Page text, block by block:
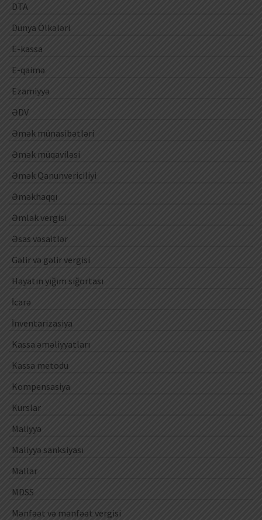
DTA
Dünya Ölkələri
E-kassa
E-qaimə
Ezamiyyə
ƏDV
Əmək münasibətləri
Əmək müqaviləsi
Əmək Qanunvericiliyi
Əməkhaqqı
Əmlak vergisi
Əsas vəsaitlər
Gəlir və gəlir vergisi
Həyatın yığım sığortası
İcarə
İnventarizasiya
Kassa əməliyyatları
Kassa metodu
Kompensasiya
Kurslar
Maliyyə
Maliyyə sanksiyası
Mallar
MDSS
Mənfəət və mənfəət vergisi